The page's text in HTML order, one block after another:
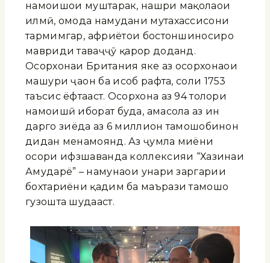
намоишҳои муштарак, нашри мақолаҳои
илмӣ, омода намудани мутахассисони
тармимгар, ҳафриётҳои бостоншиносиро
мавриди таваҷҷӯҳ қарор доданд.
Осорхонаи Британия яке аз осорхонаҳои
машҳури ҷаҳон ба ҳисоб рафта, соли 1753
таъсис ёфтааст. Осорхона аз 94 толори
намоишӣ иборат буда, ҳамасола аз ин
даргоҳ зиёда аз 6 миллион тамошобинон
дидан менамоянд. Аз ҷумла миёни
осори ҳифзшаванда коллексияи “Хазинаи
Амударё” – намунаҳои ҳунари заргарии
бохтариёни қадим ба маърази тамошо
гузошта шудааст.